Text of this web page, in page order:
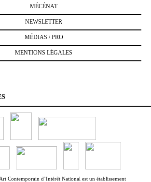
MÉCÉNAT
NEWSLETTER
MÉDIAS / PRO
MENTIONS LÉGALES
Contemporain d’Intérêt National est un établissement